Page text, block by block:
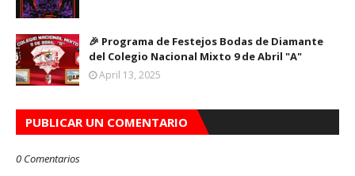
🎉 Programa de Festejos Bodas de Diamante
del Colegio Nacional Mixto 9 de Abril "A"
April 13, 2025
PUBLICAR UN COMENTARIO
0 Comentarios